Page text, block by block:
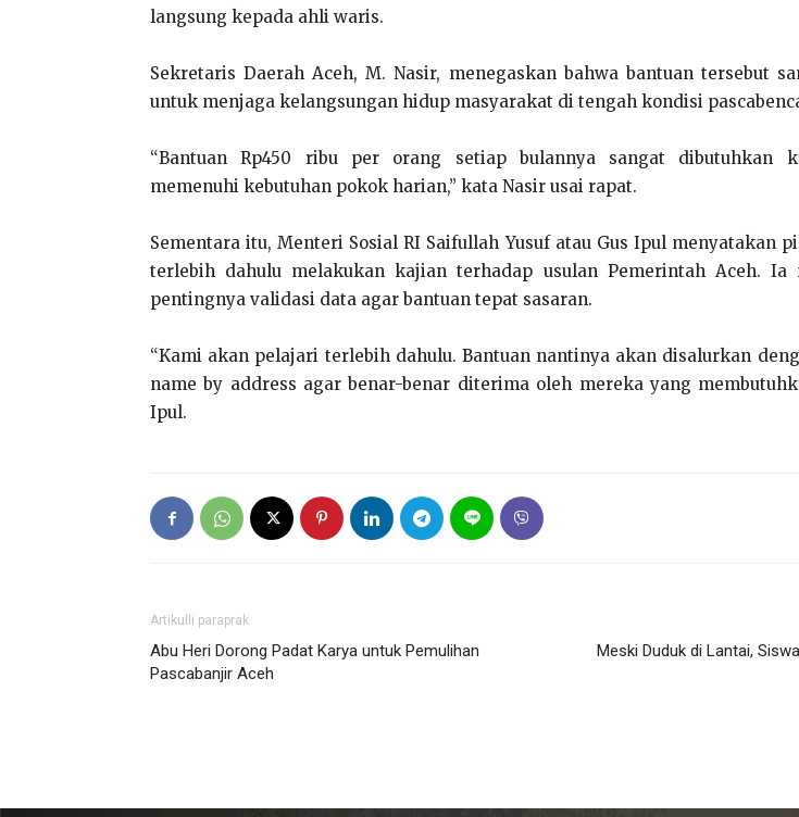
langsung kepada ahli waris.
Sekretaris Daerah Aceh, M. Nasir, menegaskan bahwa bantuan tersebut
untuk menjaga kelangsungan hidup masyarakat di tengah kondisi
“Bantuan Rp450 ribu per orang setiap bulannya sangat dibutuhkan
memenuhi kebutuhan pokok harian,” kata Nasir usai rapat.
Sementara itu, Menteri Sosial RI Saifullah Yusuf atau Gus Ipul menyatakan
terlebih dahulu melakukan kajian terhadap usulan Pemerintah Aceh. Ia
pentingnya validasi data agar bantuan tepat sasaran.
“Kami akan pelajari terlebih dahulu. Bantuan nantinya akan disalurkan
name by address agar benar-benar diterima oleh mereka yang
Ipul.
Artikulli paraprak
Abu Heri Dorong Padat Karya untuk Pemulihan
Pascabanjir Aceh
Meski Duduk di Lantai,